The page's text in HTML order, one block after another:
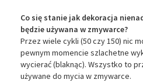
Co się stanie jak dekoracja
będzie używana w zmywarce?
Przez wiele cykli (50 czy 150) nic
pewnym momencie szlachetne
wycierać (blaknąc). Wszystko to
używane do mycia w zmywarce.